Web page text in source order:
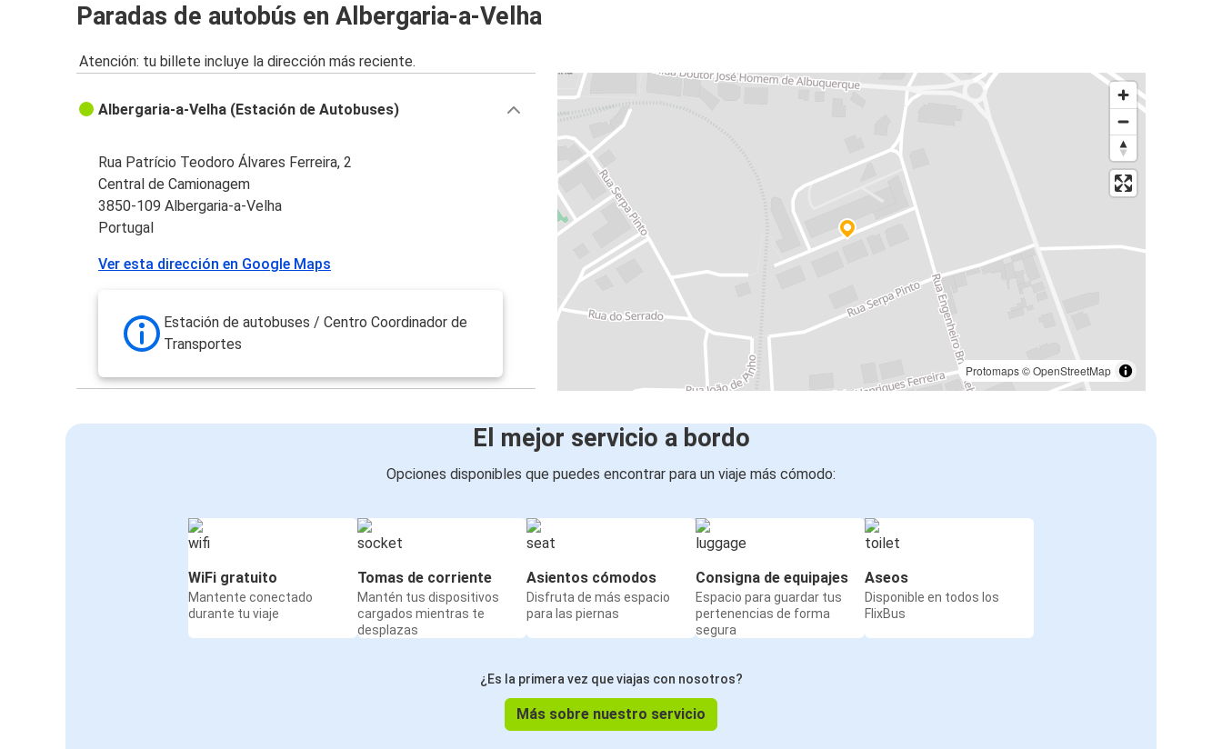
Paradas de autobús en Albergaria-a-Velha
Atención: tu billete incluye la dirección más reciente.
Protomaps©OpenStreetMap
Albergaria-a-Velha (Estación de Autobuses)
Rua Patrício Teodoro Álvares Ferreira, 2
Central de Camionagem
3850-109 Albergaria-a-Velha
Portugal
Ver esta dirección en Google Maps
Estación de autobuses / Centro Coordinador de
Transportes
El mejor servicio a bordo
Opciones disponibles que puedes encontrar para un viaje más cómodo:
WiFi gratuito
Mantente conectado
durante tu viaje
Tomas de corriente
Mantén tus dispositivos
cargados mientras te
desplazas
Asientos cómodos
Disfruta de más espacio
para las piernas
Consigna de equipajes
Espacio para guardar tus
pertenencias de forma
segura
Aseos
Disponible en todos los
FlixBus
¿Es la primera vez que viajas con nosotros?
Más sobre nuestro servicio